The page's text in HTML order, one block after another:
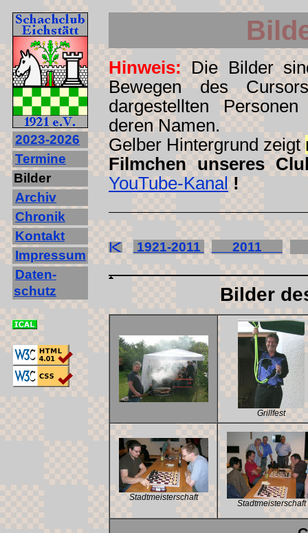
2023‐2026
Termine
Bilder
Archiv
Chronik
Kontakt
Impressum
Daten-
schutz
Hinweis: Die Bilder
Bewegen des
dargestellten
deren Namen.
Gelber Hintergrund zeigt
Filmchen unseres
YouTube-Kanal !
1921-2011 2011
Bilder
Grillfest
Stadtmeisterschaft
Stadtmeisterschaft